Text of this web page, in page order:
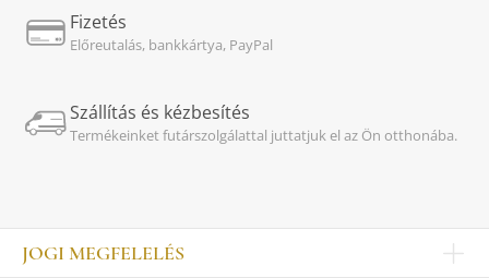
Fizetés
Előreutalás, bankkártya, PayPal
Szállítás és kézbesítés
Termékeinket futárszolgálattal juttatjuk el az Ön otthonába.
JOGI MEGFELELÉS